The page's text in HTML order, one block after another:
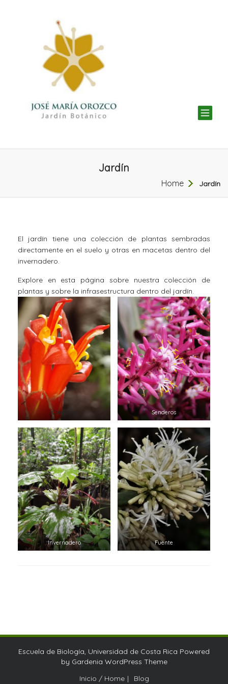
Jardín
Home Jardín
El jardín tiene una colección de plantas sembradas
directamente en el suelo y otras en macetas dentro del
invernadero.
Explore en esta página sobre nuestra colección de
plantas y sobre la infrasestructura dentro del jardín.
Colección Senderos
Invernadero Fuente
Escuela de Biología, Universidad de Costa Rica Powered
by Gardenia WordPress Theme
Inicio / Home
Blog